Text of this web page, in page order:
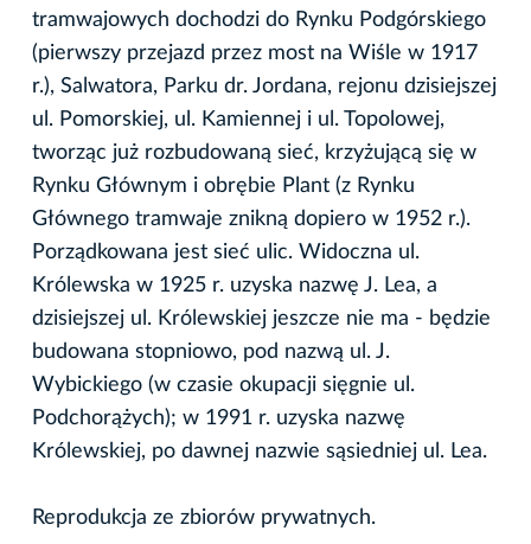
tramwajowych dochodzi do Rynku Podgórskiego
(pierwszy przejazd przez most na Wiśle w 1917
r.), Salwatora, Parku dr. Jordana, rejonu dzisiejszej
ul. Pomorskiej, ul. Kamiennej i ul. Topolowej,
tworząc już rozbudowaną sieć, krzyżującą się w
Rynku Głównym i obrębie Plant (z Rynku
Głównego tramwaje znikną dopiero w 1952 r.).
Porządkowana jest sieć ulic. Widoczna ul.
Królewska w 1925 r. uzyska nazwę J. Lea, a
dzisiejszej ul. Królewskiej jeszcze nie ma - będzie
budowana stopniowo, pod nazwą ul. J.
Wybickiego (w czasie okupacji sięgnie ul.
Podchorążych); w 1991 r. uzyska nazwę
Królewskiej, po dawnej nazwie sąsiedniej ul. Lea.
Reprodukcja ze zbiorów prywatnych.